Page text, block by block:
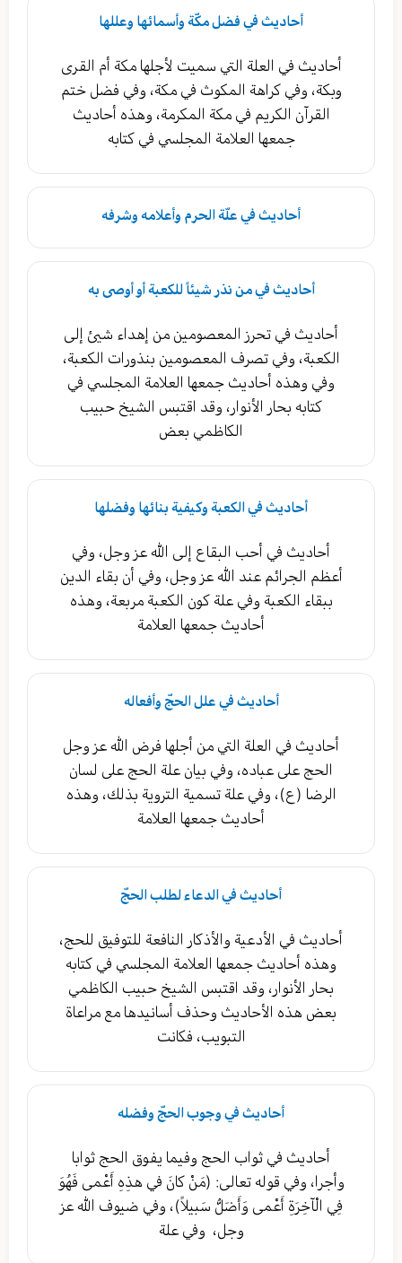
أحاديث في فضل مكّة وأسمائها وعللها
أحاديث في العلة التي سميت لأجلها مكة أم القرى
وبكة، وفي كراهة المكوث في مكة، وفي فضل ختم
القرآن الكريم في مكة المكرمة، وهذه أحاديث
جمعها العلامة المجلسي في كتابه
أحاديث في علّة الحرم وأعلامه وشرفه
أحاديث في من نذر شيئاً للكعبة أو أوصى به
أحاديث في تحرز المعصومين من إهداء شيئ إلى
الكعبة، وفي تصرف المعصومين بنذورات الكعبة،
وفي وهذه أحاديث جمعها العلامة المجلسي في
كتابه بحار الأنوار، وقد اقتبس الشيخ حبيب
الكاظمي بعض
أحاديث في الكعبة وكيفية بنائها وفضلها
أحاديث في أحب البقاع إلى الله عز وجل، وفي
أعظم الجرائم عند الله عز وجل، وفي أن بقاء الدين
ببقاء الكعبة وفي علة كون الكعبة مربعة، وهذه
أحاديث جمعها العلامة
أحاديث في علل الحجّ وأفعاله
أحاديث في العلة التي من أجلها فرض الله عز وجل
الحج على عباده، وفي بيان علة الحج على لسان
الرضا (ع)، وفي علة تسمية التروية بذلك، وهذه
أحاديث جمعها العلامة
أحاديث في الدعاء لطلب الحجّ
أحاديث في الأدعية والأذكار النافعة للتوفيق للحج،
وهذه أحاديث جمعها العلامة المجلسي في كتابه
بحار الأنوار، وقد اقتبس الشيخ حبيب الكاظمي
بعض هذه الأحاديث وحذف أسانيدها مع مراعاة
التبويب، فكانت
أحاديث في وجوب الحجّ وفضله
أحاديث في ثواب الحج وفيما يفوق الحج ثوابا
وأجرا، وفي قوله تعالى: (مَنْ كانَ في‏ هذِهِ أَعْمى‏ فَهُوَ
فِي الْآخِرَةِ أَعْمى‏ وَأَضَلُّ سَبيلاً)، وفي ضيوف الله عز
وجل، وفي علة